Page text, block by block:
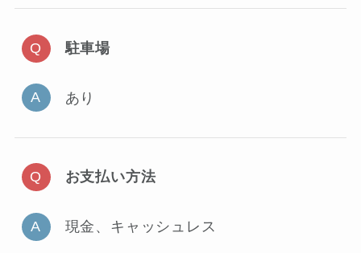
駐車場
あり
お支払い方法
現金、キャッシュレス